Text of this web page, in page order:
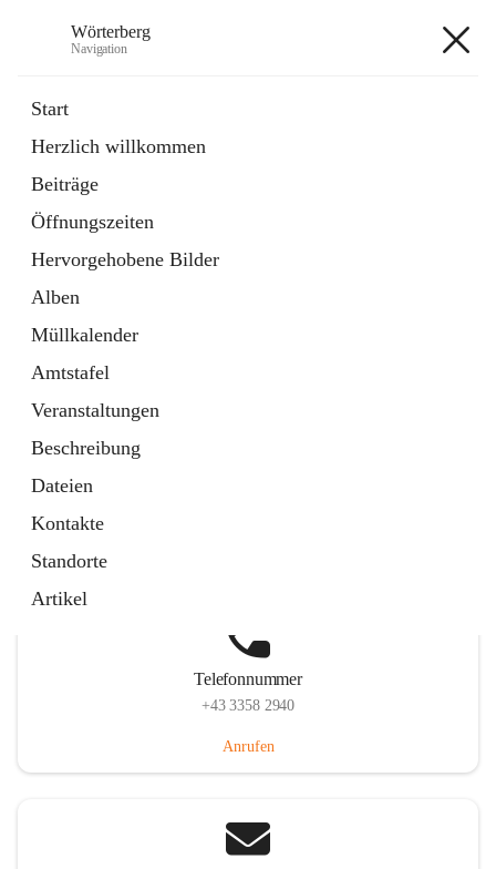
Wörterberg
Navigation
Start
Herzlich willkommen
Beiträge
Öffnungszeiten
Hervorgehobene Bilder
Alben
Müllkalender
Amtstafel
Veranstaltungen
Beschreibung
Dateien
Kontakte
Standorte
Artikel
5 Schnellzugriffe
Bürgerservice
9 Schnellzugriffe
Telefonnummer
+43 3358 2940
Anrufen